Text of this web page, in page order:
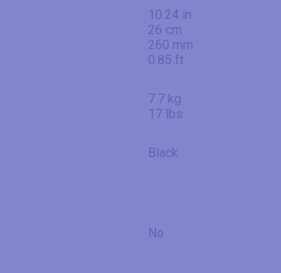
10.24 in
26 cm
260 mm
0.85 ft
7.7 kg
17 lbs
Black
No